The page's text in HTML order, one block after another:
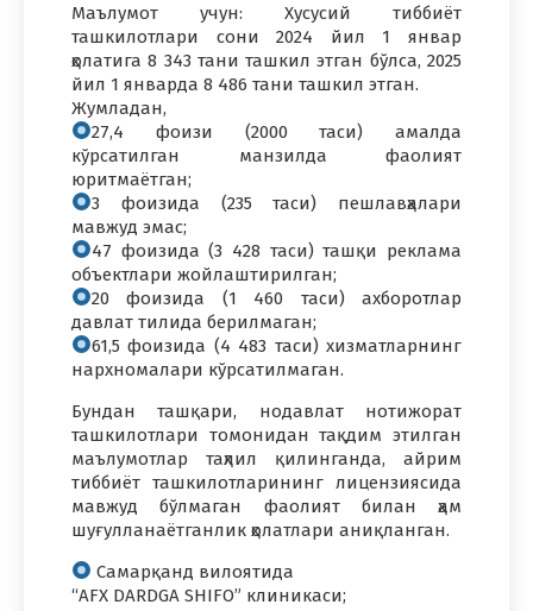
Маълумот учун: Хусусий тиббиёт
ташкилотлари сони 2024 йил 1 январ
ҳолатига 8 343 тани ташкил этган бўлса, 2025
йил 1 январда 8 486 тани ташкил этган.
Жумладан,
27,4 фоизи (2000 таси) амалда
кўрсатилган манзилда фаолият
юритмаётган;
3 фоизида (235 таси) пешлавҳалари
мавжуд эмас;
47 фоизида (3 428 таси) ташқи реклама
объектлари жойлаштирилган;
20 фоизида (1 460 таси) ахборотлар
давлат тилида берилмаган;
61,5 фоизида (4 483 таси) хизматларнинг
нархномалари кўрсатилмаган.
Бундан ташқари, нодавлат нотижорат
ташкилотлари томонидан тақдим этилган
маълумотлар таҳлил қилинганда, айрим
тиббиёт ташкилотларининг лицензиясида
мавжуд бўлмаган фаолият билан ҳам
шуғулланаётганлик ҳолатлари аниқланган.
Самарқанд вилоятида
“AFX DARDGA SHIFO” клиникаси;